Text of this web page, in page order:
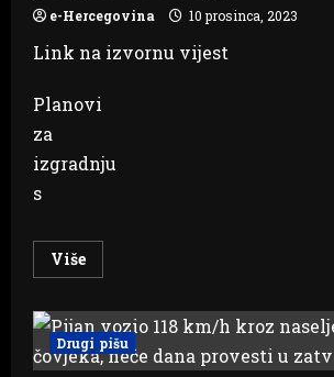
e-Hercegovina 10 prosinca, 2023
Link na izvornu vijest
Planovi
za
izgradnju
s
VišeRead
more
OSNOVAN
STOŽER
ZA
OBRANU
Drugi pišu